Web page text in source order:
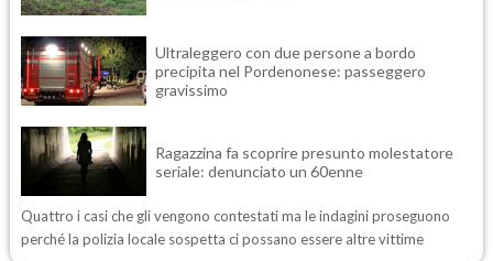
Ultraleggero con due persone a bordo
precipita nel Pordenonese: passeggero
gravissimo
Ragazzina fa scoprire presunto molestatore
seriale: denunciato un 60enne
Quattro i casi che gli vengono contestati ma le indagini proseguono
perché la polizia locale sospetta ci possano essere altre vittime